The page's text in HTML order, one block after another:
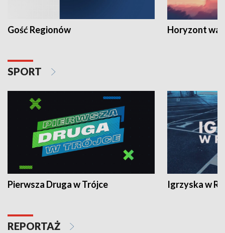
Gość Regionów Horyzont
SPORT
Pierwsza Druga w Trójce Igrzyska w
REPORTAŻ